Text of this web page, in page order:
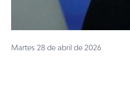
Martes 28 de abril de 2026